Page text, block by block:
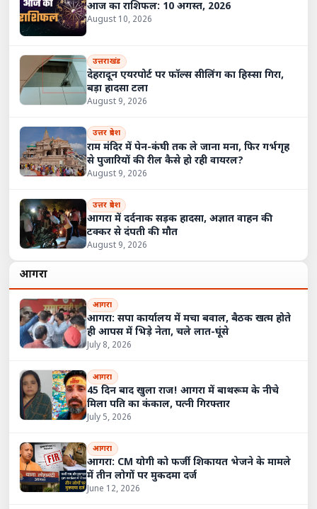
आज का राशिफल: 10 अगस्त, 2026
August 10, 2026
उत्तराखंड
देहरादून एयरपोर्ट पर फॉल्स सीलिंग का हिस्सा गिरा,
बड़ा हादसा टला
August 9, 2026
उत्तर प्रदेश
राम मंदिर में पेन-कंघी तक ले जाना मना, फिर गर्भगृह
से पुजारियों की रील कैसे हो रही वायरल?
August 9, 2026
उत्तर प्रदेश
आगरा में दर्दनाक सड़क हादसा, अज्ञात वाहन की
टक्कर से दंपती की मौत
August 9, 2026
आगरा
आगरा
आगरा: सपा कार्यालय में मचा बवाल, बैठक खत्म होते
ही आपस में भिड़े नेता, चले लात-घूंसे
July 8, 2026
आगरा
45 दिन बाद खुला राज! आगरा में बाथरूम के नीचे
मिला पति का कंकाल, पत्नी गिरफ्तार
July 5, 2026
आगरा
आगरा: CM योगी को फर्जी शिकायत भेजने के मामले
में तीन लोगों पर मुकदमा दर्ज
June 12, 2026